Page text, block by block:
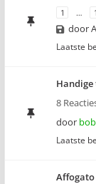
1 …
door
Laatste
8
door
Laatste
Affogato